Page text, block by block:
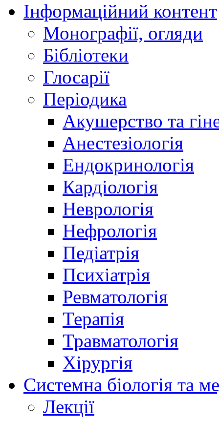
Інформаційний контент
Монографії, огляди
Бібліотеки
Глосарії
Періодика
Акушерство та
Анестезіологія
Ендокринологія
Кардіологія
Неврологія
Нефрологія
Педіатрія
Психіатрія
Ревматологія
Терапія
Травматологія
Хірургія
Системна біологія та
Лекції